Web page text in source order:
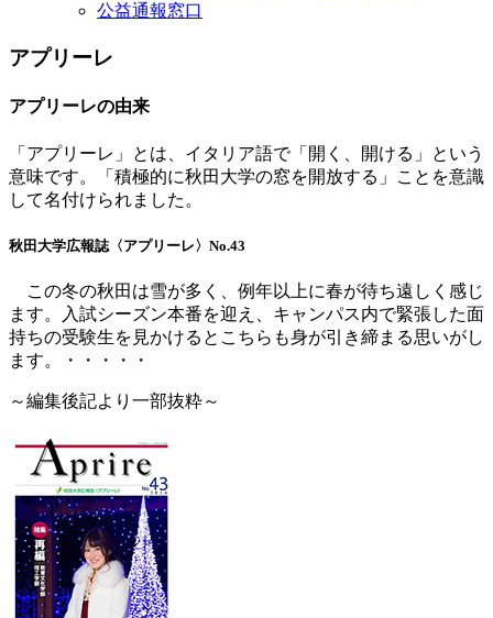
公益通報窓口
アプリーレ
アプリーレの由来
「アプリーレ」とは、イタリア語で「開く、開ける」という
意味です。「積極的に秋田大学の窓を開放する」ことを意識
して名付けられました。
秋田大学広報誌〈アプリーレ〉No.43
この冬の秋田は雪が多く、例年以上に春が待ち遠しく感じ
ます。入試シーズン本番を迎え、キャンパス内で緊張した面
持ちの受験生を見かけるとこちらも身が引き締まる思いがし
ます。・・・・・
～編集後記より一部抜粋～